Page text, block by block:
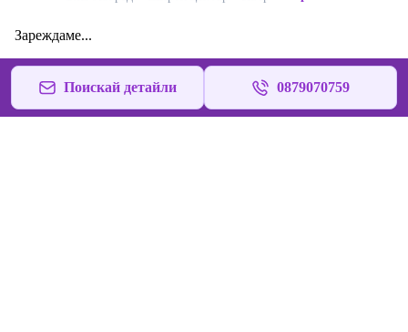
Зареждаме...
Поискай детайли 0879070759